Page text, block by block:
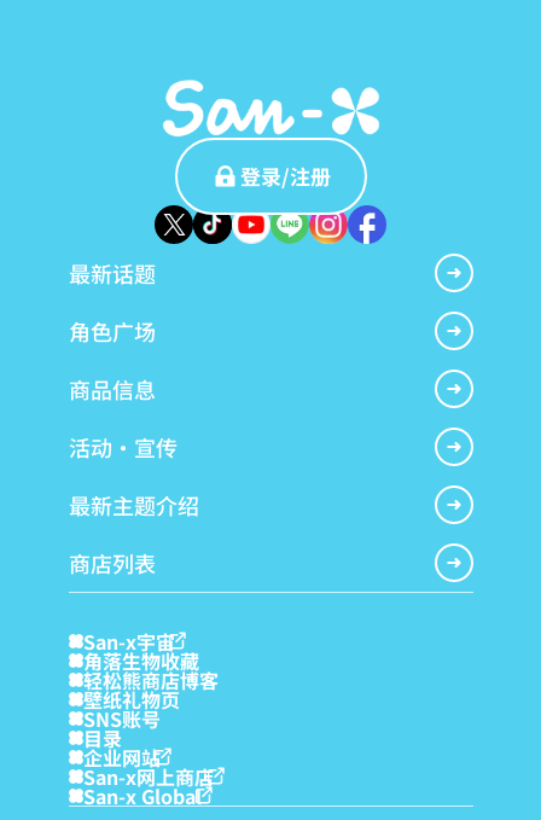
登录/注册
最新话题
角色广场
商品信息
活动・宣传
最新主题介绍
商店列表
San-x宇宙
角落生物收藏
轻松熊商店博客
壁纸礼物页
SNS账号
目录
企业网站
San-x网上商店
San-x Global